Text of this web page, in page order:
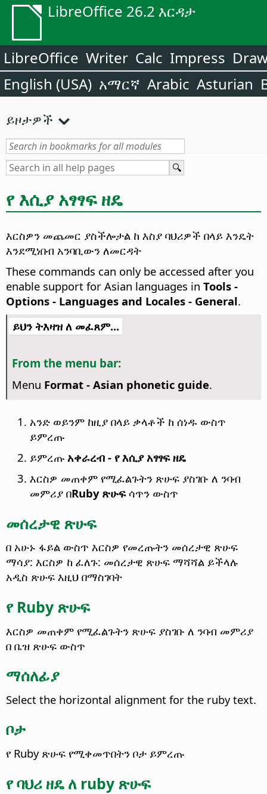
LibreOffice 26.2 እርዳታ
LibreOffice Writer Calc Impress
English (USA) አማርኛ Arabic Asturian
ይዞታዎች
የ እሲያ አፃፃፍ ዘዴ
እርስዎን መጨመር ያስችሎታል ከ እስያ ባህሪዎች በላይ እንዴት
እንደሚነበብ አንባቢውን ለመርዳት
These commands can only be accessed after you
enable support for Asian languages in Tools -
Options - Languages and Locales - General.
ይህን ትእዛዝ ለ መፈጸም...
From the menu bar:
Menu Format - Asian phonetic guide.
አንድ ወይንም ከዚያ በላይ ቃላቶች ከ ሰነዱ ውስጥ
ይምረጡ
ይምረጡ አቀራረብ - የ እሲያ አፃፃፍ ዘዴ
እርስዎ መጠቀም የሚፈልጉትን ጽሁፍ ያስገቡ ለ ንባብ
መምሪያ በRuby ጽሁፍሳጥን ውስጥ
መሰረታዊ ጽሁፍ
በ አሁኑ ፋይል ውስጥ እርስዎ የመረጡትን መሰረታዊ ጽሁፍ
ማሳያ: እርስዎ ከ ፈለጉ: መሰረታዊ ጽሁፍ ማሻሻል ይችላሉ
አዲስ ጽሁፍ እዚህ በማስገባት
የ Ruby ጽሁፍ
እርስዎ መጠቀም የሚፈልጉትን ጽሁፍ ያስገቡ ለ ንባብ መምሪያ
በ ቤዝ ጽሁፍ ውስጥ
ማሰለፊያ
Select the horizontal alignment for the ruby text.
ቦታ
የ Ruby ጽሁፍ የሚቀመጥበትን ቦታ ይምረጡ
የ ባህሪ ዘዴ ለ ruby ጽሁፍ